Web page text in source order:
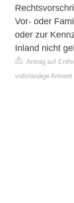
Vor- oder
oder zur
Inland nicht
Antrag auf
vollständige